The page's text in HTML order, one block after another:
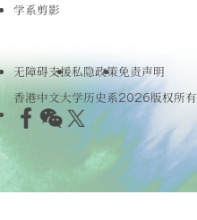
学系剪影
无障碍支援私隐政策免责声明
香港中文大学历史系2026版权所有